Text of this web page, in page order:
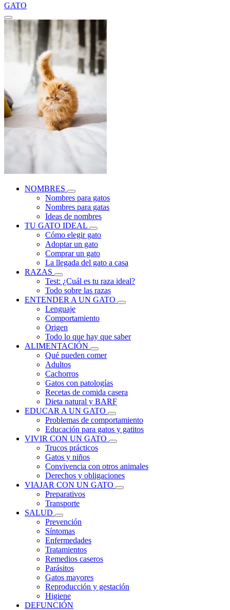
GATO
NOMBRES
Nombres para gatos
Nombres para gatas
Ideas de nombres
TU GATO IDEAL
Cómo elegir gato
Adoptar un gato
Comprar un gato
La llegada del gato a casa
RAZAS
Test: ¿Cuál es tu raza ideal?
Todo sobre las razas
ENTENDER A UN GATO
Lenguaje
Comportamiento
Origen
Todo lo que hay que saber
ALIMENTACIÓN
Qué pueden comer
Adultos
Cachorros
Gatos con patologías
Recetas de comida casera
Dieta natural y BARF
EDUCAR A UN GATO
Problemas de comportamiento
Educación para gatos y gatitos
VIVIR CON UN GATO
Trucos prácticos
Gatos y niños
Convivencia con otros animales
Derechos y obligaciones
VIAJAR CON UN GATO
Preparativos
Transporte
SALUD
Prevención
Síntomas
Enfermedades
Tratamientos
Remedios caseros
Parásitos
Gatos mayores
Reproducción y gestación
Higiene
DEFUNCIÓN